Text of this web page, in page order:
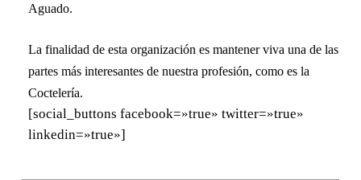
Aguado.
La finalidad de esta organización es mantener viva una de las
partes más interesantes de nuestra profesión, como es la
Coctelería.
[social_buttons facebook=»true» twitter=»true»
linkedin=»true»]